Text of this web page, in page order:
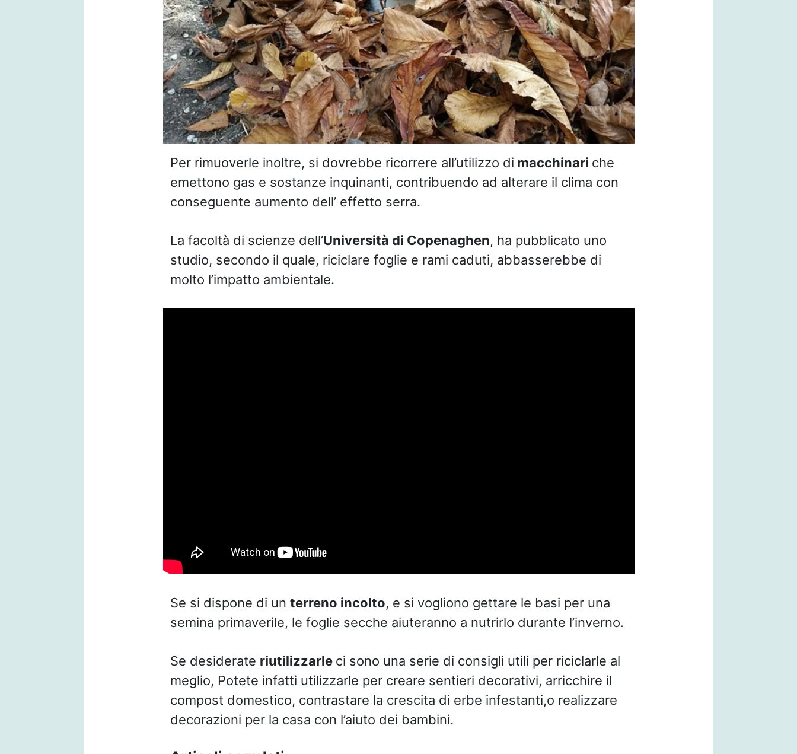
Per rimuoverle inoltre, si dovrebbe ricorrere all’utilizzo di macchinari che
emettono gas e sostanze inquinanti, contribuendo ad alterare il clima con
conseguente aumento dell’ effetto serra.
La facoltà di scienze dell’Università di Copenaghen, ha pubblicato uno
studio, secondo il quale, riciclare foglie e rami caduti, abbasserebbe di
molto l’impatto ambientale.
Se si dispone di un terreno incolto, e si vogliono gettare le basi per una
semina primaverile, le foglie secche aiuteranno a nutrirlo durante l’inverno.
Se desiderate riutilizzarle ci sono una serie di consigli utili per riciclarle al
meglio, Potete infatti utilizzarle per creare sentieri decorativi, arricchire il
compost domestico, contrastare la crescita di erbe infestanti,o realizzare
decorazioni per la casa con l’aiuto dei bambini.